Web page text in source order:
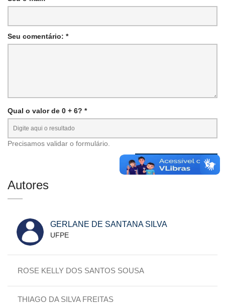
Seu comentário: *
Qual o valor de 0 + 6? *
Precisamos validar o formulário.
Autores
GERLANE DE SANTANA SILVA
UFPE
ROSE KELLY DOS SANTOS SOUSA
THIAGO DA SILVA FREITAS